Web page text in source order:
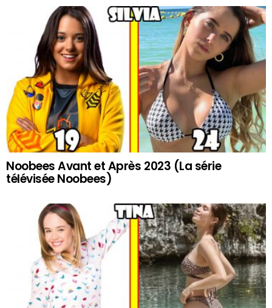
Noobees Avant et Après 2023 (La série
télévisée Noobees)